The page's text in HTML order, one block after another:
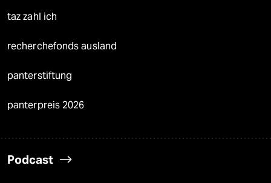
taz zahl ich
recherchefonds ausland
panterstiftung
panterpreis 2026
Podcast